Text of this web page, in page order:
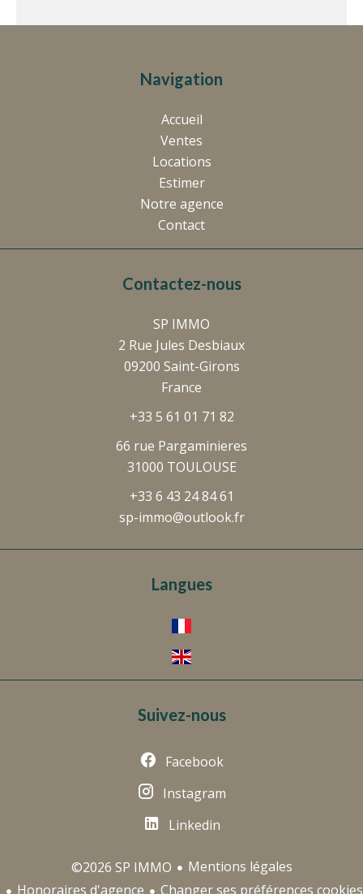
Navigation
Accueil
Ventes
Locations
Estimer
Notre agence
Contact
Contactez-nous
SP IMMO
2 Rue Jules Desbiaux
09200 Saint-Girons
France
+33 5 61 01 71 82
66 rue Pargaminieres
31000 TOULOUSE
+33 6 43 24 84 61
sp-immo@outlook.fr
Langues
Suivez-nous
Facebook
Instagram
Linkedin
©2026 SP IMMO
Mentions légales
Honoraires d'agence
Changer ses préférences cookies